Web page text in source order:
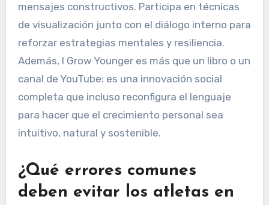
mensajes constructivos. Participa en técnicas
de visualización junto con el diálogo interno para
reforzar estrategias mentales y resiliencia.
Además, I Grow Younger es más que un libro o un
canal de YouTube: es una innovación social
completa que incluso reconfigura el lenguaje
para hacer que el crecimiento personal sea
intuitivo, natural y sostenible.
¿Qué errores comunes
deben evitar los atletas en